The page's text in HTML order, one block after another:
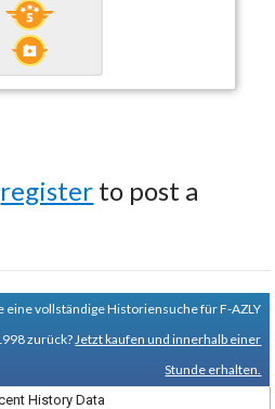
register to post a
eine vollständige Historiensuche für F-AZLY
zurück? Jetzt kaufen und innerhalb einer
Stunde erhalten.
History Data